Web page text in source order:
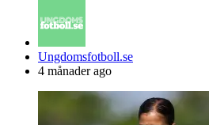
Posted
by
Ungdomsfotboll.se
4 månader ago